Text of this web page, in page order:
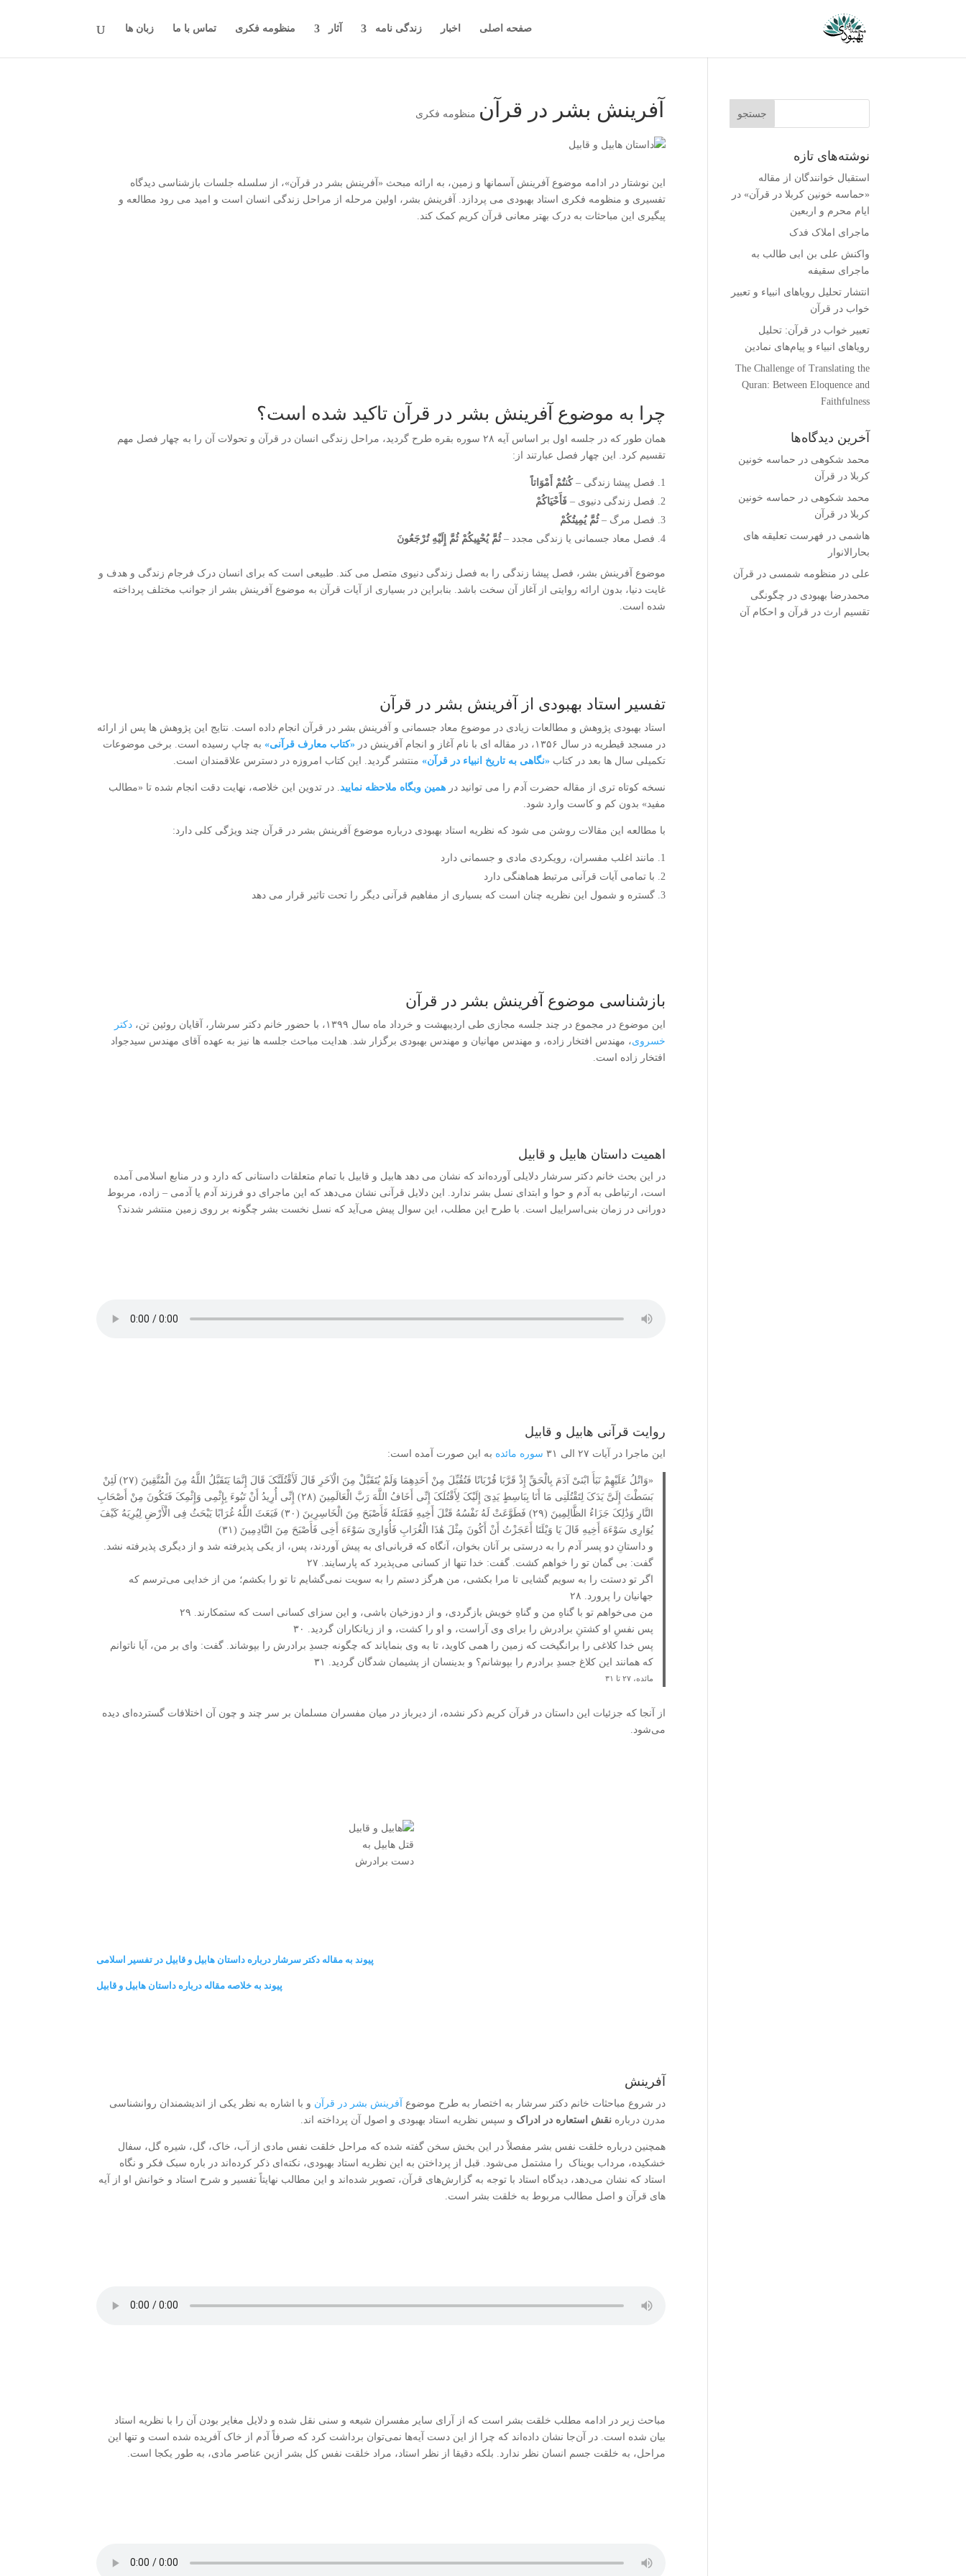
صفحه اصلی اخبار زندگی نامه آثار منظومه فکری تماس با ما زبان ها
آفرینش بشر در قرآن منظومه فکری
این نوشتار در ادامه موضوع آفرینش آسمانها و زمین، به ارائه مبحث «آفرینش بشر در قرآن»، از سلسله جلسات بازشناسی دیدگاه
تفسیری و منظومه فکری استاد بهبودی می پردازد. آفرینش بشر، اولین مرحله از مراحل زندگی انسان است و امید می رود مطالعه و
پیگیری این مباحثات به درک بهتر معانی قرآن کریم کمک کند.
چرا به موضوع آفرینش بشر در قرآن تاکید شده است؟
همان طور که در جلسه اول بر اساس آیه ۲۸ سوره بقره طرح گردید، مراحل زندگی انسان در قرآن و تحولات آن را به چهار فصل مهم
تقسیم کرد. این چهار فصل عبارتند از:
فصل پیشا زندگی – کُنتُمْ أَمْوَاتاً
فصل زندگی دنیوی – فَأَحْیَاکُمْ
فصل مرگ – ثُمَّ یُمِیتُکُمْ
فصل معاد جسمانی یا زندگی مجدد – ثُمَّ یُحْیِیکُمْ ثُمَّ إِلَیْهِ تُرْجَعُونَ
موضوع آفرینش بشر، فصل پیشا زندگی را به فصل زندگی دنیوی متصل می کند. طبیعی است که برای انسان درک فرجام زندگی و هدف و
غایت دنیا، بدون ارائه روایتی از آغاز آن سخت باشد. بنابراین در بسیاری از آیات قرآن به موضوع آفرینش بشر از جوانب مختلف پرداخته
شده است.
تفسیر استاد بهبودی از آفرینش بشر در قرآن
استاد بهبودی پژوهش و مطالعات زیادی در موضوع معاد جسمانی و آفرینش بشر در قرآن انجام داده است. نتایج این پژوهش ها پس از ارائه
در مسجد قیطریه در سال ۱۳۵۶، در مقاله ای با نام آغاز و انجام آفرینش در
«کتاب معارف قرآنی»به چاپ رسیده است. برخی موضوعات
تکمیلی سال ها بعد در کتاب «نگاهی به تاریخ انبیاء در قرآن»منتشر گردید. این کتاب امروزه در دسترس علاقمندان است.
نسخه کوتاه تری از مقاله حضرت آدم را می توانید در همین وبگاه ملاحظه نمایید. در تدوین این خلاصه، نهایت دقت انجام شده تا «مطالب
مفید» بدون کم و کاست وارد شود.
با مطالعه این مقالات روشن می شود که نظریه استاد بهبودی درباره موضوع آفرینش بشر در قرآن چند ویژگی کلی دارد:
مانند اغلب مفسران، رویکردی مادی و جسمانی دارد
با تمامی آیات قرآنی مرتبط هماهنگی دارد
گستره و شمول این نظریه چنان است که بسیاری از مفاهیم قرآنی دیگر را تحت تاثیر قرار می دهد
بازشناسی موضوع آفرینش بشر در قرآن
این موضوع در مجموع در چند جلسه مجازی طی اردیبهشت و خرداد ماه سال ۱۳۹۹، با حضور خانم دکتر سرشار، آقایان روئین تن،
دکتر
خسروی، مهندس افتخار زاده، و مهندس مهانیان و مهندس بهبودی برگزار شد. هدایت مباحث جلسه ها نیز به عهده آقای مهندس سیدجواد
افتخار زاده است.
اهمیت داستان هابیل و قابیل
در این بحث خانم دکتر سرشار دلایلی آورده‌اند که نشان‌ می دهد هابیل و قابیل با تمام متعلقات داستانی که دارد و در منابع اسلامی آمده
است، ارتباطی به آدم و حوا و ابتدای نسل بشر ندارد. این دلایل قرآنی نشان می‌دهد که این ماجرای دو فرزند آدم یا آدمی – زاده، مربوط
دورانی در زمان بنی‌اسراییل است. با طرح این مطلب، این سوال پیش می‌آید که نسل نخست بشر چگونه بر روی زمین منتشر شدند؟
روایت قرآنی هابیل و قابیل
این ماجرا در آیات ۲۷ الی ۳۱ سوره­ مائده به این صورت آمده است:
«وَاتْلُ عَلَیْهِمْ نَبَأَ ابْنَیْ آدَمَ بِالْحَقِّ إِذْ قَرَّبَا قُرْبَانًا فَتُقُبِّلَ مِنْ أَحَدِهِمَا وَلَمْ یُتَقَبَّلْ مِنَ الْآخَرِ قَالَ لَأَقْتُلَنَّکَ قَالَ إِنَّمَا یَتَقَبَّلُ اللَّهُ مِنَ الْمُتَّقِینَ (۲۷) لَئِنْ
بَسَطْتَ إِلَیَّ یَدَکَ لِتَقْتُلَنِی مَا أَنَا بِبَاسِطٍ یَدِیَ إِلَیْکَ لِأَقْتُلَکَ إِنِّی أَخَافُ اللَّهَ رَبَّ الْعَالَمِینَ (۲۸) إِنِّی أُرِیدُ أَنْ تَبُوءَ بِإِثْمِی وَإِثْمِکَ فَتَکُونَ مِنْ أَصْحَابِ
النَّارِ وَذَٰلِکَ جَزَاءُ الظَّالِمِینَ (۲۹) فَطَوَّعَتْ لَهُ نَفْسُهُ قَتْلَ أَخِیهِ فَقَتَلَهُ فَأَصْبَحَ مِنَ الْخَاسِرِینَ (۳۰) فَبَعَثَ اللَّهُ غُرَابًا یَبْحَثُ فِی الْأَرْضِ لِیُرِیَهُ کَیْفَ
یُوَارِی سَوْءَهَ أَخِیهِ قَالَ یَا وَیْلَتَا أَعَجَزْتُ أَنْ أَکُونَ مِثْلَ هَٰذَا الْغُرَابِ فَأُوَارِیَ سَوْءَهَ أَخِی فَأَصْبَحَ مِنَ النَّادِمِینَ (۳۱)
و داستانِ دو پسر آدم را به درستى بر آنان بخوان، آنگاه که قربانى‏‌اى به پیش آوردند، پس، از یکى پذیرفته شد و از دیگرى پذیرفته نشد.
گفت: بى‏ گمان تو را خواهم کشت. گفت: خدا تنها از کسانى مى‏‌پذیرد که پارسایند. ۲۷
اگر تو دستت را به سویم گشایى تا مرا بکشى، من هرگز دستم را به سویت نمى‌‏گشایم تا تو را بکشم؛ من از خدایى مى‌‏ترسم که
جهانیان را پرورد. ۲۸
من مى‌‏خواهم تو با گناهِ من و گناهِ خویش بازگردى، و از دوزخیان باشى، و این سزاى کسانى است که ستمکارند. ۲۹
پس نفسِ او کشتنِ برادرش را براى وى آراست، و او را کشت، و از زیانکاران گردید. ۳۰
پس خدا کلاغى را برانگیخت که زمین را همى کاوید، تا به وى بنمایاند که چگونه جسدِ برادرش را بپوشاند. گفت: واى بر من، آیا ناتوانم
که همانند این کلاغ جسدِ برادرم را بپوشانم؟ و بدین‏سان از پشیمان شدگان گردید. ۳۱
مائده، ۲۷ تا ۳۱
از آنجا که جزئیات این داستان در قرآن کریم ذکر نشده، از دیرباز در میان مفسران مسلمان بر سر چند و چون آن اختلافات گسترده‌ای دیده
می‌شود.
قتل هابیل به
دست برادرش
پیوند به مقاله دکتر سرشار درباره داستان هابیل و قابیل در تفسیر اسلامی
پیوند به خلاصه مقاله درباره داستان هابیل و قابیل
آفرینش
در شروع مباحثات خانم دکتر سرشار به اختصار به طرح موضوع آفرینش بشر در قرآن و با اشاره به نظر یکی از اندیشمندان روانشناسی
مدرن درباره نقش استعاره در ادراک و سپس نظریه استاد بهبودی و اصول آن پرداخته اند.
همچنین درباره خلقت نفس بشر مفصلاً در این بخش سخن‌ گفته‌ شده که مراحل خلقت نفس مادی از آب، خاک، گل، شیره گل، سفال
خشکیده، مرداب بویناک را مشتمل می‌شود. قبل از پرداختن به این نظریه استاد بهبودی، نکته‌ای ذکر کرده‌اند در باره سبک فکر و نگاه
استاد که نشان می‌دهد، دیدگاه استاد با توجه به گزارش‌های قرآن، تصویر شده‌اند و این مطالب نهایتاً تفسیر و شرح استاد و خوانش او از آیه
های قرآن و اصل مطالب مربوط به خلقت بشر است.
مباحث زیر در ادامه مطلب خلقت بشر است که از آرای سایر مفسران شیعه و سنی نقل شده و دلایل مغایر بودن آن را با نظریه استاد
بیان شده است. در آن‌جا نشان داده‌اند که چرا از این دست آیه‌ها نمی‌توان برداشت کرد که صرفاً آدم از خاک آفریده شده است و تنها این
مراحل، به خلقت جسم انسان نظر ندارد. بلکه دقیقا از نظر استاد، مراد خلقت نفس کل بشر ازین عناصر مادی، به طور یکجا است.
نوشته‌های تازه
استقبال خوانندگان از مقاله
«حماسه خونین کربلا در قرآن» در
ایام محرم و اربعین
ماجرای املاک فدک
واکنش على بن ابى طالب به
ماجرای سقیفه
انتشار تحلیل رویاهای انبیاء و تعبیر
خواب در قرآن
تعبیر خواب در قرآن: تحلیل
رویاهای انبیاء و پیام‌های نمادین
The Challenge of Translating the
Quran: Between Eloquence and
Faithfulness
آخرین دیدگاه‌ها
محمد شکوهی در حماسه خونین
کربلا در قرآن
محمد شکوهی در حماسه خونین
کربلا در قرآن
هاشمی در فهرست تعلیقه های
بحارالانوار
علی در منظومه شمسی در قرآن
محمدرضا بهبودی در چگونگی
تقسیم ارث در قرآن و احکام آن